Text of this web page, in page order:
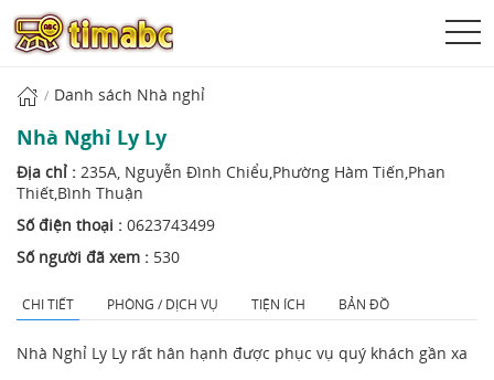
Danh sách Nhà nghỉ
Nhà Nghỉ Ly Ly
Địa chỉ : 235A, Nguyễn Đình Chiểu,Phường Hàm Tiến,Phan
Thiết,Bình Thuận
Số điện thoại : 0623743499
Số người đã xem : 530
CHI TIẾT PHÒNG / DỊCH VỤ TIỆN ÍCH BẢN ĐỒ
Nhà Nghỉ Ly Ly rất hân hạnh được phục vụ quý khách gần xa